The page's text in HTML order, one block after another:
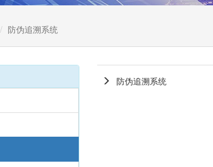
防伪追溯系统
防伪追溯系统